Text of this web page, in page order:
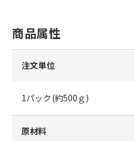
商品属性
注文単位
1パック(約500ｇ)
原材料